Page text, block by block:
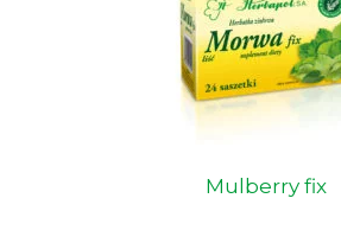
Mulberry fix